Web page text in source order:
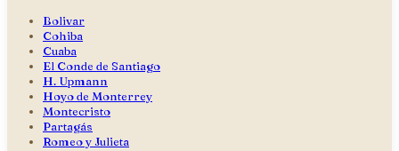
Bolivar
Cohiba
Cuaba
El Conde de Santiago
H. Upmann
Hoyo de Monterrey
Montecristo
Partagás
Romeo y Julieta